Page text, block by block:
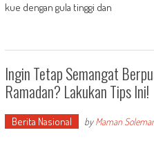
kue dengan gula tinggi dan
Ingin Tetap Semangat
Ramadan? Lakukan Tips Ini!
Berita Nasional byMaman